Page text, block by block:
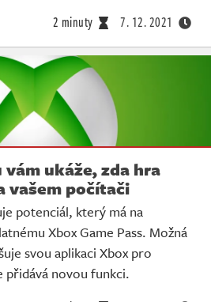
2 minuty 7. 12. 2021
ukáže, zda hra
vašem počítači
potenciál, který má na
Xbox Game Pass. Možná
svou aplikaci Xbox pro
přidává novou funkci.